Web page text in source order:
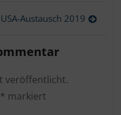
USA-Austausch 2019
veröffentlicht.
* markiert